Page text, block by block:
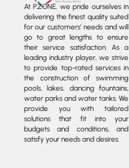
At P.ZONE, we pride ourselves in
delivering the finest quality suited
for our customers’ needs and will
go to great lengths to ensure
their service satisfaction. As a
leading industry player, we strive
to provide top-rated services in
the construction of swimming
pools, lakes, dancing fountains,
water parks and water tanks. We
provide you with tailored
solutions that fit into your
budgets and conditions, and
satisfy your needs and desires.